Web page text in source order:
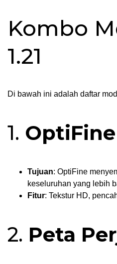
Kombo
1.21
Di bawah ini adalah daftar
1. OptiFine
Tujuan: OptiFine
keseluruhan yang lebih
Fitur: Tekstur HD,
2. Peta